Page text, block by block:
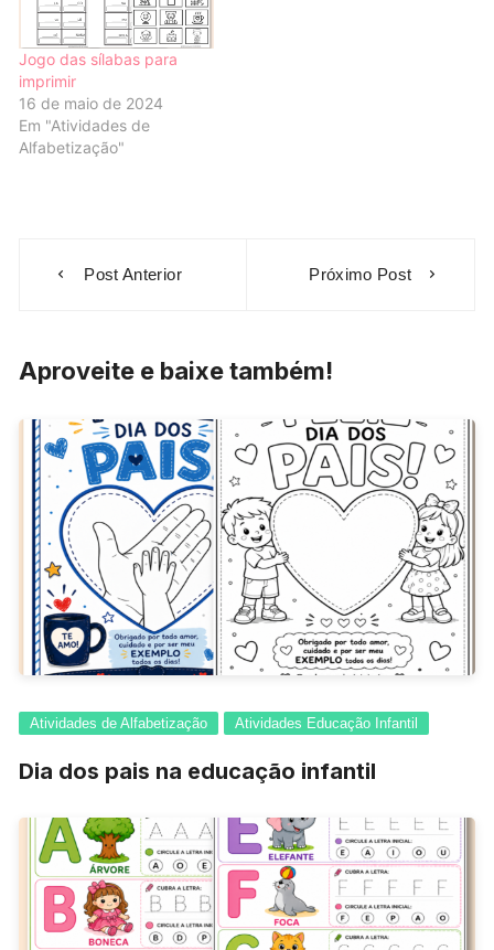
Jogo das sílabas para
imprimir
16 de maio de 2024
Em "Atividades de
Alfabetização"
Post Anterior Próximo Post
Aproveite e baixe também!
Atividades de Alfabetização Atividades Educação Infantil
Dia dos pais na educação infantil